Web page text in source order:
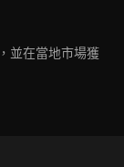
並在當地市場獲